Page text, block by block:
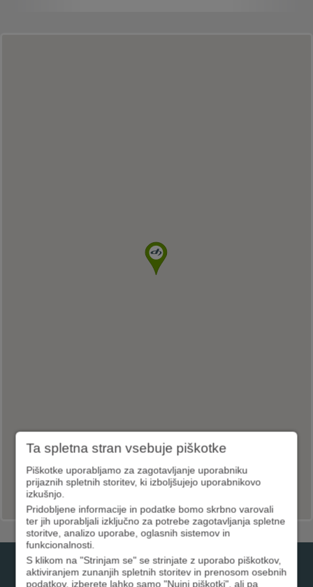
01 3000 200
Ta spletna stran vsebuje piškotke
Piškotke uporabljamo za zagotavljanje uporabniku
prijaznih spletnih storitev, ki izboljšujejo uporabnikovo
izkušnjo.
Pridobljene informacije in podatke bomo skrbno varovali
ter jih uporabljali izključno za potrebe zagotavljanja spletne
storitve, analizo uporabe, oglasnih sistemov in
funkcionalnosti.
S klikom na "Strinjam se" se strinjate z uporabo piškotkov,
aktiviranjem zunanjih spletnih storitev in prenosom osebnih
podatkov, izberete lahko samo "Nujni piškotki", ali pa